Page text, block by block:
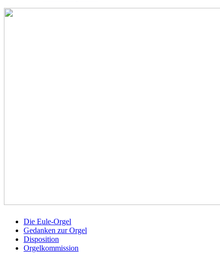
Die Eule-Orgel
Gedanken zur Orgel
Disposition
Orgelkommission